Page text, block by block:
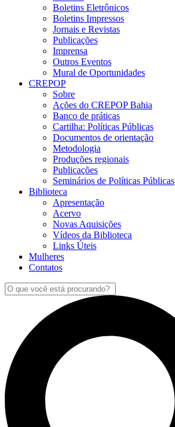
Boletins Eletrônicos
Boletins Impressos
Jornais e Revistas
Publicações
Imprensa
Outros Eventos
Mural de Oportunidades
CREPOP
Sobre
Ações do CREPOP Bahia
Banco de práticas
Cartilha: Políticas Públicas
Documentos de orientação
Metodologia
Produções regionais
Publicações
Seminários de Políticas Públicas
Biblioteca
Apresentação
Acervo
Novas Aquisições
Vídeos da Biblioteca
Links Úteis
Mulheres
Contatos